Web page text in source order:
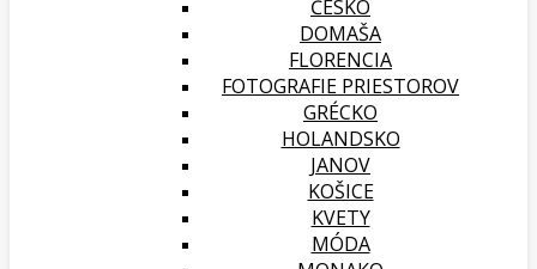
ČESKO
DOMAŠA
FLORENCIA
FOTOGRAFIE PRIESTOROV
GRÉCKO
HOLANDSKO
JANOV
KOŠICE
KVETY
MÓDA